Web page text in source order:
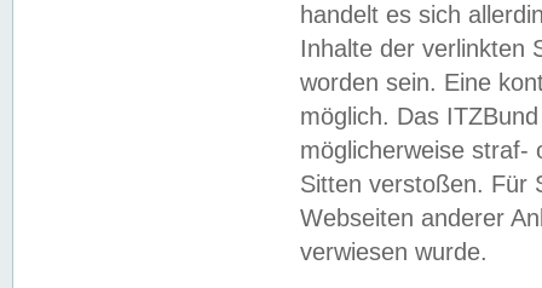
handelt es sich
Inhalte der verlinkten
worden sein. Eine
möglich. Das
möglicherweise straf-
Sitten verstoßen. Für
Webseiten anderer
verwiesen wurde.